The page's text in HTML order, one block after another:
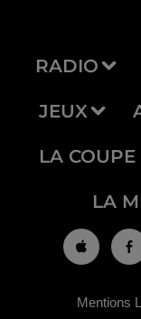
RADIO
JEUX
LA
LA
Mentions